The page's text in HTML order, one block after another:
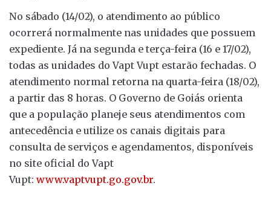
No sábado (14/02), o atendimento ao público
ocorrerá normalmente nas unidades que possuem
expediente. Já na segunda e terça-feira (16 e 17/02),
todas as unidades do Vapt Vupt estarão fechadas. O
atendimento normal retorna na quarta-feira (18/02),
a partir das 8 horas. O Governo de Goiás orienta
que a população planeje seus atendimentos com
antecedência e utilize os canais digitais para
consulta de serviços e agendamentos, disponíveis
no site oficial do Vapt
Vupt: www.vaptvupt.go.gov.br.